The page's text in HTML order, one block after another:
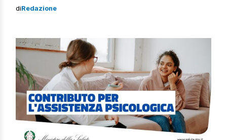
500 euro ciascuno e riguarda i nati o adottati nel 2021,
ex […]
diRedazione